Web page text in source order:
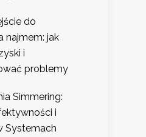
do
najmem: jak
i
problemy
Simmering:
i
Systemach